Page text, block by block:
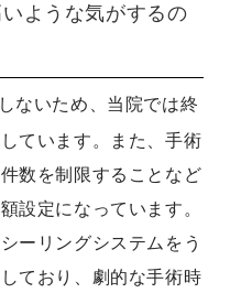
ような気がするの
ないため、当院では終
ています。また、手術
数を制限することなど
設定になっています。
ーリングシステムをう
ており、劇的な手術時